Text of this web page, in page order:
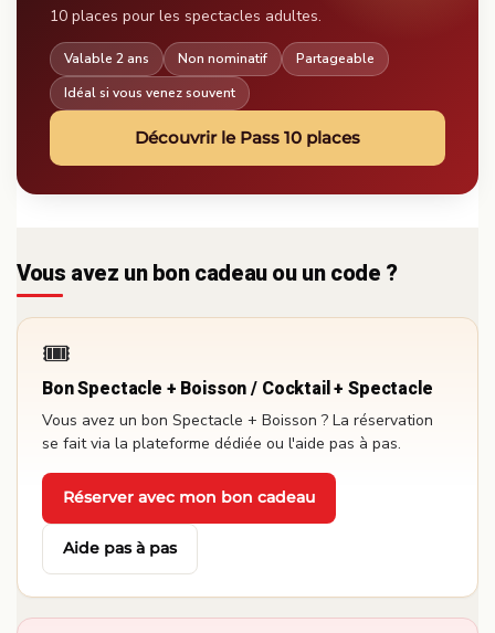
10 places pour les spectacles adultes.
Valable 2 ans Non nominatif
Partageable
Idéal si vous venez souvent
Découvrir le Pass 10 places
Vous avez un bon cadeau ou un code ?
🎟️
Bon Spectacle + Boisson / Cocktail + Spectacle
Vous avez un bon Spectacle + Boisson ? La réservation
se fait via la plateforme dédiée ou l'aide pas à pas.
Réserver avec mon bon cadeau
· Aide pas à pas